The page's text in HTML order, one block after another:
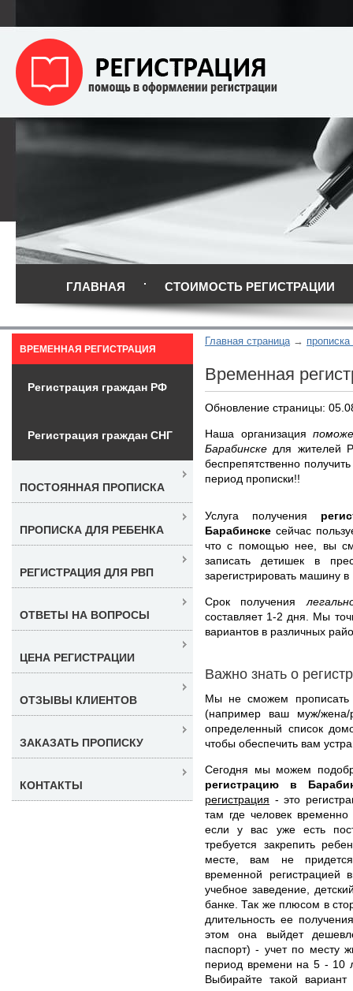
ГЛАВНАЯ СТОИМОСТЬ РЕГИСТРАЦИИ
Главная страница
Временная
Обновление страницы:
Наша организация
Барабинске для жителей
беспрепятственно
период прописки!!
Услуга получения
Барабинске сейчас
что с помощью нее, вы
записать детишек в
зарегистрировать машину
Срок получения
составляет 1-2 дня. Мы
вариантов в различных
Важно знать о
Мы не сможем прописать
(например ваш муж/
определенный список
чтобы обеспечить вам
Сегодня мы можем
регистрацию в
регистрация - это
там где человек
если у вас уже есть
требуется закрепить
месте, вам не
временной регистрацией
учебное заведение,
банке. Так же плюсом в
длительность ее
этом она выйдет
паспорт) - учет по месту
период времени на 5 - 10
Выбирайте такой
ВРЕМЕННАЯ РЕГИСТРАЦИЯ
Регистрация граждан РФ
Регистрация граждан СНГ
ПОСТОЯННАЯ ПРОПИСКА
ПРОПИСКА ДЛЯ РЕБЕНКА
РЕГИСТРАЦИЯ ДЛЯ РВП
ОТВЕТЫ НА ВОПРОСЫ
ЦЕНА РЕГИСТРАЦИИ
ОТЗЫВЫ КЛИЕНТОВ
ЗАКАЗАТЬ ПРОПИСКУ
КОНТАКТЫ